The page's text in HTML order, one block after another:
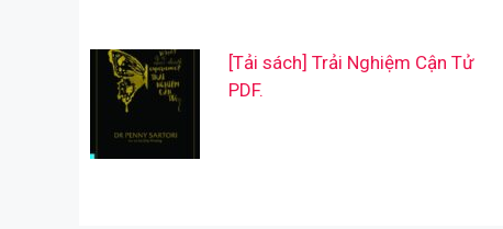
[Tải sách] Trải Nghiệm Cận Tử
PDF.